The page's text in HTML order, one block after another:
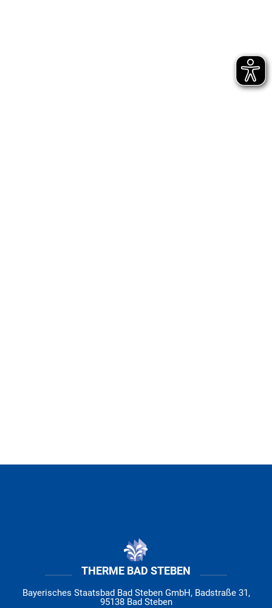
THERME BAD STEBEN
Bayerisches Staatsbad Bad Steben GmbH, Badstraße 31,
95138 Bad Steben